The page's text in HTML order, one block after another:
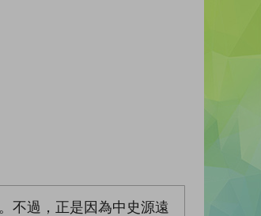
不過，正是因為中史源遠